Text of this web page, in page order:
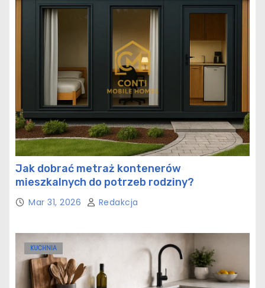
Jak dobrać metraż kontenerów
mieszkalnych do potrzeb rodziny?
Mar 31, 2026 Redakcja
KUCHNIA